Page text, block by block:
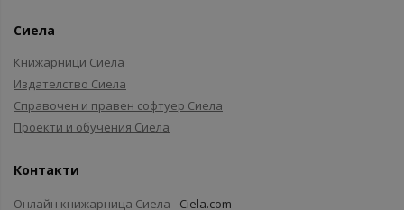
Сиела
Книжарници Сиела
Издателство Сиела
Справочен и правен софтуер Сиела
Проекти и обучения Сиела
Контакти
Онлайн книжарница Сиела - Ciela.com